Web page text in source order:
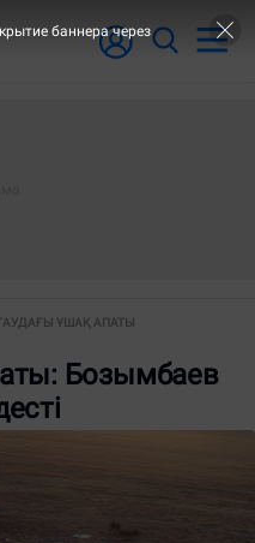
ҰШАҚ АПАТЫ
Бозымбаев
баннера через